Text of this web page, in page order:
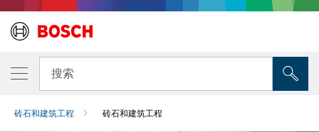
搜索
砖石和建筑工程 砖石和建筑工程